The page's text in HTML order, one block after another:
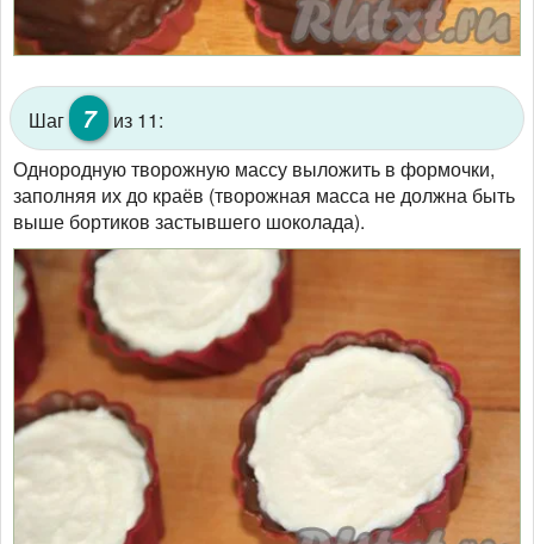
Шаг 7
из 11:
Однородную творожную массу выложить в формочки,
заполняя их до краёв (творожная масса не должна быть
выше бортиков застывшего шоколада).